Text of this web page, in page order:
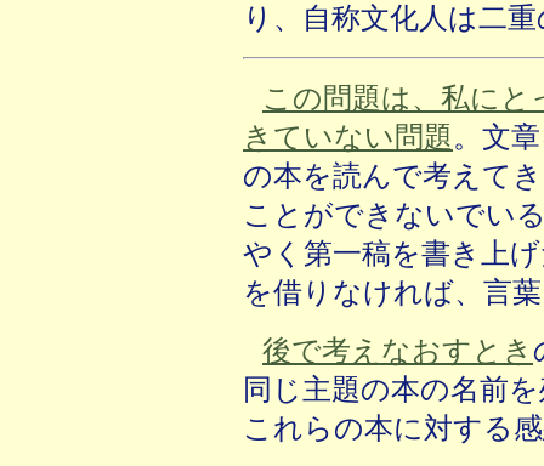
り、自称文化人は二
この問題は、私に
きていない問題。文
の本を読んで考えて
ことができないでい
やく第一稿を書き上
を借りなければ、言
後で考えなおすとき
同じ主題の本の名前
これらの本に対する